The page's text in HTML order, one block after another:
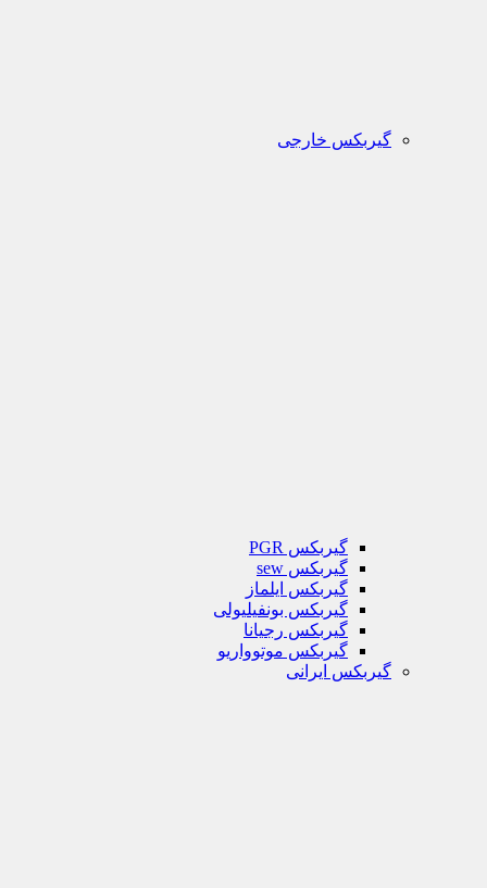
گیربکس خارجی
گیربکس PGR
گیربکس sew
گیربکس ایلماز
گیربکس بونفیلیولی
گیربکس رجیانا
گیربکس موتوواریو
گیربکس ایرانی